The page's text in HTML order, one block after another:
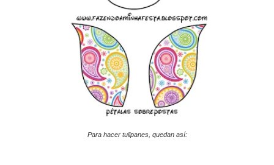
Para hacer tulipanes, quedan así: